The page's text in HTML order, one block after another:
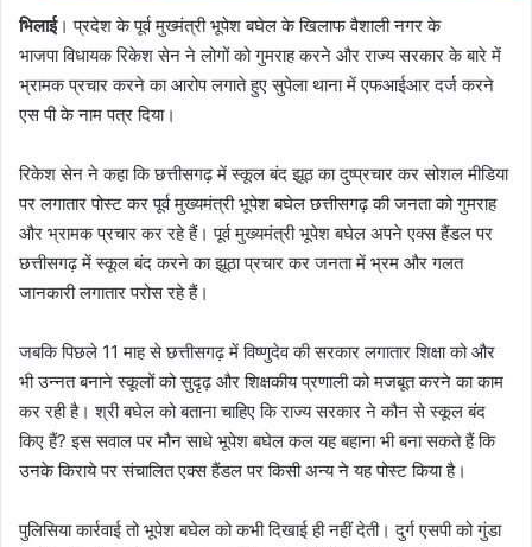
भिलाई। प्रदेश के पूर्व मुख्मंत्री भूपेश बघेल के खिलाफ वैशाली नगर के
भाजपा विधायक रिकेश सेन ने लोगों को गुमराह करने और राज्य सरकार के बारे में
भ्रामक प्रचार करने का आरोप लगाते हुए सुपेला थाना में एफआईआर दर्ज करने
एस पी के नाम पत्र दिया।
रिकेश सेन ने कहा कि छत्तीसगढ़ में स्कूल बंद झूठ का दुष्प्रचार कर सोशल मीडिया
पर लगातार पोस्ट कर पूर्व मुख्यमंत्री भूपेश बघेल छत्तीसगढ़ की जनता को गुमराह
और भ्रामक प्रचार कर रहे हैं। पूर्व मुख्यमंत्री भूपेश बघेल अपने एक्स हैंडल पर
छत्तीसगढ़ में स्कूल बंद करने का झूठा प्रचार कर जनता में भ्रम और गलत
जानकारी लगातार परोस रहे हैं।
जबकि पिछले 11 माह से छत्तीसगढ़ में विष्णुदेव की सरकार लगातार शिक्षा को और
भी उन्नत बनाने स्कूलों को सुदृढ़ और शिक्षकीय प्रणाली को मजबूत करने का काम
कर रही है। श्री बघेल को बताना चाहिए कि राज्य सरकार ने कौन से स्कूल बंद
किए हैं? इस सवाल पर मौन साधे भूपेश बघेल कल यह बहाना भी बना सकते हैं कि
उनके किराये पर संचालित एक्स हैंडल पर किसी अन्य ने यह पोस्ट किया है।
पुलिसिया कार्रवाई तो भूपेश बघेल को कभी दिखाई ही नहीं देती। दुर्ग एसपी को गुंडा